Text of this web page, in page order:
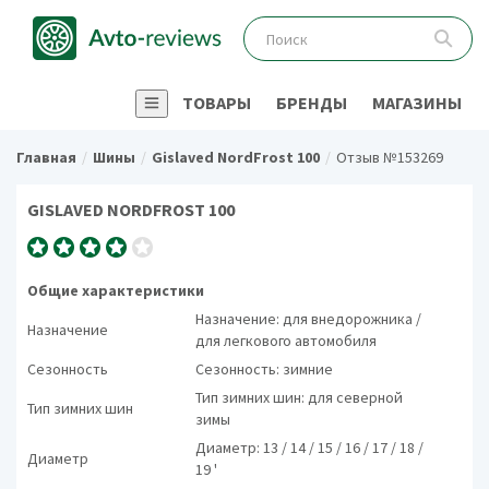
ТОВАРЫ БРЕНДЫ МАГАЗИНЫ
Главная Шины Gislaved NordFrost 100 Отзыв №153269
GISLAVED NORDFROST 100
Общие характеристики
Назначение
Назначение: для внедорожника /
для легкового автомобиля
Сезонность
Сезонность: зимние
Тип зимних шин
Тип зимних шин: для северной
зимы
Диаметр
Диаметр: 13 / 14 / 15 / 16 / 17 / 18 /
19 '